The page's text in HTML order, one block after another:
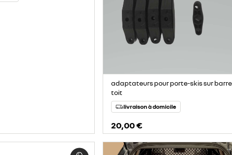
adaptateurs pour porte-skis sur
toit
livraison à domicile
20,00 €